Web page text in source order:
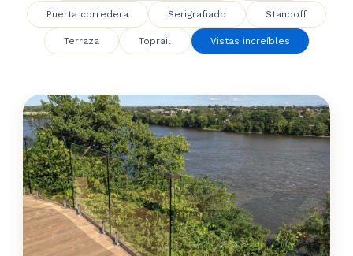
Puerta corredera Serigrafiado Standoff
Terraza Toprail Vistas increíbles